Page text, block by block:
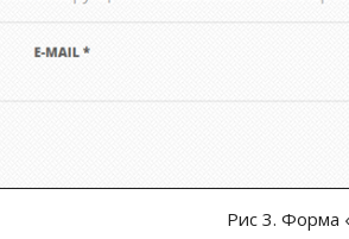
Рис 3. Форма